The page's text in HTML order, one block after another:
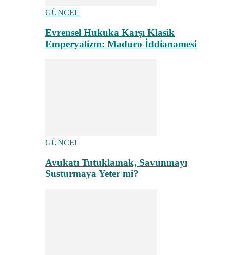
GÜNCEL
Evrensel Hukuka Karşı Klasik
Emperyalizm: Maduro İddianamesi
GÜNCEL
Avukatı Tutuklamak, Savunmayı
Susturmaya Yeter mi?